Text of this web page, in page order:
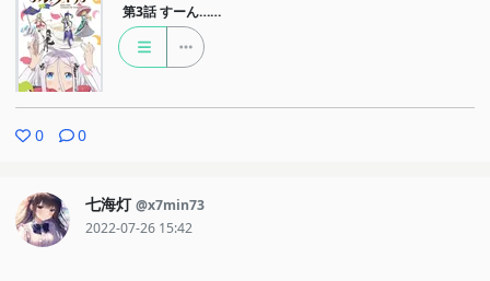
第3話 すーん……
0 0
七海灯 @x7min73
2022-07-26 15:42